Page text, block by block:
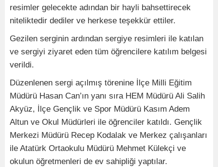
resimler gelecekte adından bir hayli bahsettirecek
niteliktedir dediler ve herkese teşekkür ettiler.
Gezilen serginin ardından sergiye resimleri ile katılan
ve sergiyi ziyaret eden tüm öğrencilere katılım belgesi
verildi.
Düzenlenen sergi açılmış törenine İlçe Milli Eğitim
Müdürü Hasan Can’ın yanı sıra HEM Müdürü Ali Salih
Akyüz, İlçe Gençlik ve Spor Müdürü Kasım Adem
Altun ve Okul Müdürleri ile öğrenciler katıldı. Gençlik
Merkezi Müdürü Recep Kodalak ve Merkez çalışanları
ile Atatürk Ortaokulu Müdürü Mehmet Külekçi ve
okulun öğretmenleri de ev sahipliği yaptılar.